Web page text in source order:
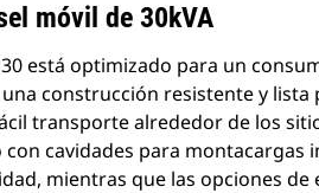
móvil de 30kVA
está optimizado para un
construcción resistente y
transporte alrededor de los
con cavidades para
mientras que las opciones de